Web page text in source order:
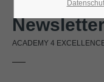
24h/
ACADEMY 4